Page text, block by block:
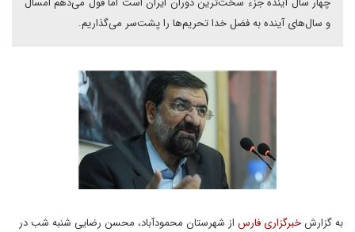
و سال‌های آینده به فضل خدا تحریم‌ها را پشت‌سر می‌گذاریم.
به گزارشخبرگزاری فارس از شهرستان محمودآباد، محسن رضایی شنبه شب در